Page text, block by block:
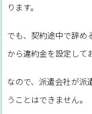
ります。
でも、契約途中で辞め
から違約金を設定して
なので、派遣会社が派
うことはできません。